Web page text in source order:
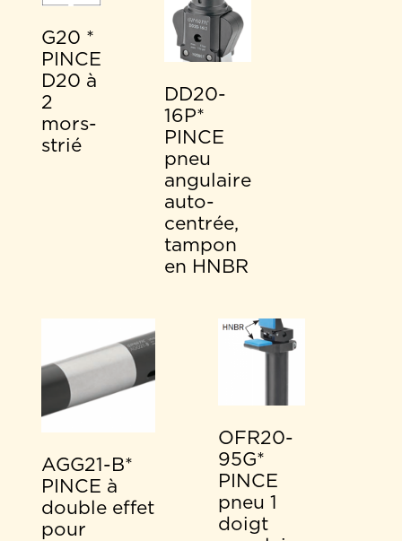
G20 *
PINCE
D20 à
2
mors-
strié
DD20-
16P*
PINCE
pneu
angulaire
auto-
centrée,
tampon
en HNBR
AGG21-B*
PINCE à
double effet
pour
OFR20-
95G*
PINCE
pneu 1
doigt